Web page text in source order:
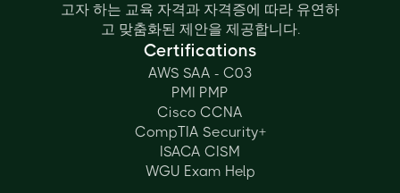
고자 하는 교육 자격과 자격증에 따라 유연하
고 맞춤화된 제안을 제공합니다.
Certifications
AWS SAA - C03
PMI PMP
Cisco CCNA
CompTIA Security+
ISACA CISM
WGU Exam Help